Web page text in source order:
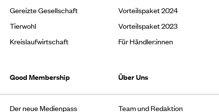
Gereizte Gesellschaft
Tierwohl
Kreislaufwirtschaft
Vorteilspaket 2024
Vorteilspaket 2023
Für Händler:innen
Good Membership
Der neue Medienpass
Über Uns
Team und Redaktion